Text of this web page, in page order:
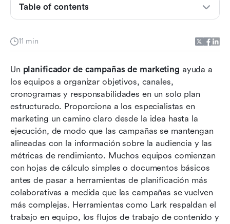
11 min
Un planificador de campañas de marketing ayuda a
los equipos a organizar objetivos, canales,
cronogramas y responsabilidades en un solo plan
estructurado. Proporciona a los especialistas en
marketing un camino claro desde la idea hasta la
ejecución, de modo que las campañas se mantengan
alineadas con la información sobre la audiencia y las
métricas de rendimiento. Muchos equipos comienzan
con hojas de cálculo simples o documentos básicos
antes de pasar a herramientas de planificación más
colaborativas a medida que las campañas se vuelven
más complejas. Herramientas como Lark respaldan el
trabajo en equipo, los flujos de trabajo de contenido y
Table of contents
Tipos de campañas de marketing para planear
marketing paso a paso
Hora de actuar: usa Lark para una planificación
de campañas de marketing más eficiente
Cómo medir el éxito de una campaña
Errores clave que evitar al diseñar campañas de
marketing
Preguntas frecuentes
Lecturas relacionadas